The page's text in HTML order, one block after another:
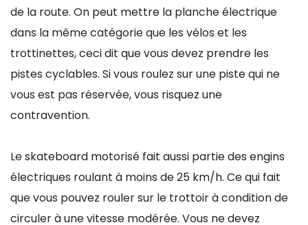
de la route. On peut mettre la planche électrique
dans la même catégorie que les vélos et les
trottinettes, ceci dit que vous devez prendre les
pistes cyclables. Si vous roulez sur une piste qui ne
vous est pas réservée, vous risquez une
contravention.
Le skateboard motorisé fait aussi partie des engins
électriques roulant à moins de 25 km/h. Ce qui fait
que vous pouvez rouler sur le trottoir à condition de
circuler à une vitesse modérée. Vous ne devez